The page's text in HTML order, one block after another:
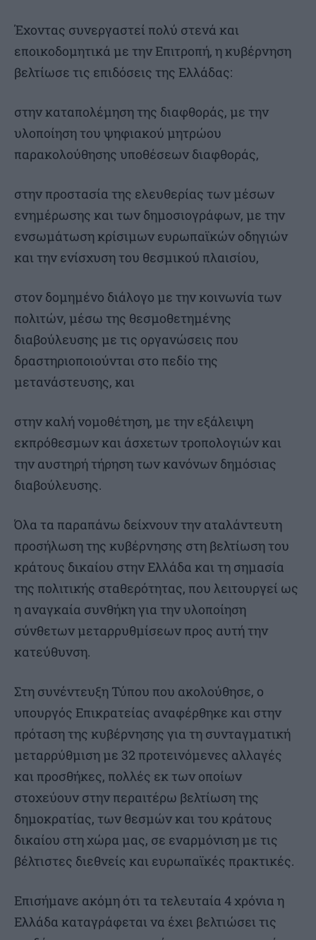
Έχοντας συνεργαστεί πολύ στενά και
εποικοδομητικά με την Επιτροπή, η κυβέρνηση
βελτίωσε τις επιδόσεις της Ελλάδας:
στην καταπολέμηση της διαφθοράς, με την
υλοποίηση του ψηφιακού μητρώου
παρακολούθησης υποθέσεων διαφθοράς,
στην προστασία της ελευθερίας των μέσων
ενημέρωσης και των δημοσιογράφων, με την
ενσωμάτωση κρίσιμων ευρωπαϊκών οδηγιών
και την ενίσχυση του θεσμικού πλαισίου,
στον δομημένο διάλογο με την κοινωνία των
πολιτών, μέσω της θεσμοθετημένης
διαβούλευσης με τις οργανώσεις που
δραστηριοποιούνται στο πεδίο της
μετανάστευσης, και
στην καλή νομοθέτηση, με την εξάλειψη
εκπρόθεσμων και άσχετων τροπολογιών και
την αυστηρή τήρηση των κανόνων δημόσιας
διαβούλευσης.
Όλα τα παραπάνω δείχνουν την αταλάντευτη
προσήλωση της κυβέρνησης στη βελτίωση του
κράτους δικαίου στην Ελλάδα και τη σημασία
της πολιτικής σταθερότητας, που λειτουργεί ως
η αναγκαία συνθήκη για την υλοποίηση
σύνθετων μεταρρυθμίσεων προς αυτή την
κατεύθυνση.
Στη συνέντευξη Τύπου που ακολούθησε, ο
υπουργός Επικρατείας αναφέρθηκε και στην
πρόταση της κυβέρνησης για τη συνταγματική
μεταρρύθμιση με 32 προτεινόμενες αλλαγές
και προσθήκες, πολλές εκ των οποίων
στοχεύουν στην περαιτέρω βελτίωση της
δημοκρατίας, των θεσμών και του κράτους
δικαίου στη χώρα μας, σε εναρμόνιση με τις
βέλτιστες διεθνείς και ευρωπαϊκές πρακτικές.
Επισήμανε ακόμη ότι τα τελευταία 4 χρόνια η
Ελλάδα καταγράφεται να έχει βελτιώσει τις